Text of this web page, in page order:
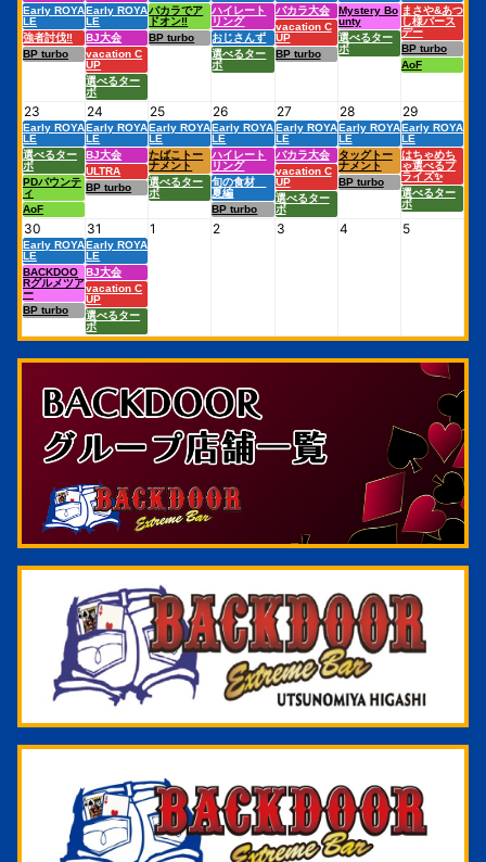
Early ROYA
LE
強者討伐‼︎
BP turbo
Early ROYA
LE
BJ大会
vacation C
UP
選べるター
ボ
バカラでア
ドオン‼︎
BP turbo
ハイレート
リング
おじさんず
選べるター
ボ
バカラ大会
vacation C
UP
BP turbo
Mystery Bo
unty
選べるター
ボ
まさや&あつ
し様バース
デー
BP turbo
AoF
23
Early ROYA
LE
選べるター
ボ
PDバウンテ
ィ
AoF
24
Early ROYA
LE
BJ大会
ULTRA
BP turbo
25
Early ROYA
LE
たばこトー
ナメント
選べるター
ボ
26
Early ROYA
LE
ハイレート
リング
旬の食材
夏編
BP turbo
27
Early ROYA
LE
バカラ大会
vacation C
UP
選べるター
ボ
28
Early ROYA
LE
タッグトー
ナメント
BP turbo
29
Early ROYA
LE
はちゃめち
ゃ選べるプ
ライズ✨
選べるター
ボ
30
Early ROYA
LE
BACKDOO
Rグルメツア
ー
BP turbo
31
Early ROYA
LE
BJ大会
vacation C
UP
選べるター
ボ
1 2 3 4 5